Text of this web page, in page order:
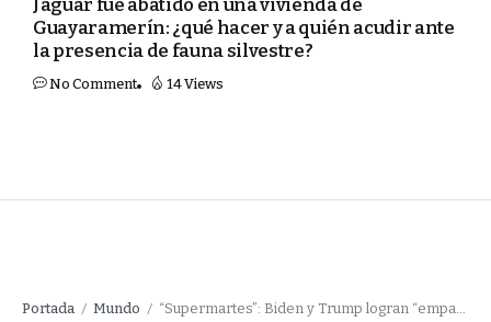
Jaguar fue abatido en una vivienda de
Guayaramerín: ¿qué hacer y a quién acudir ante
la presencia de fauna silvestre?
No Comment 14 Views
Portada / Mundo / “Supermartes”: Biden y Trump logran “empate técnico” en 15 estados